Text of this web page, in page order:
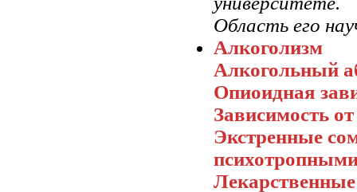
Область его
Алкоголизм
Алкогольный
Опиоидная
Зависимость
Экстренные